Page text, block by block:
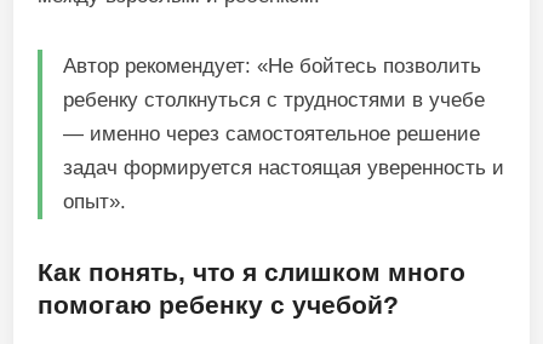
Автор рекомендует: «Не бойтесь позволить
ребенку столкнуться с трудностями в учебе
— именно через самостоятельное решение
задач формируется настоящая уверенность и
опыт».
Как понять, что я слишком много
помогаю ребенку с учебой?